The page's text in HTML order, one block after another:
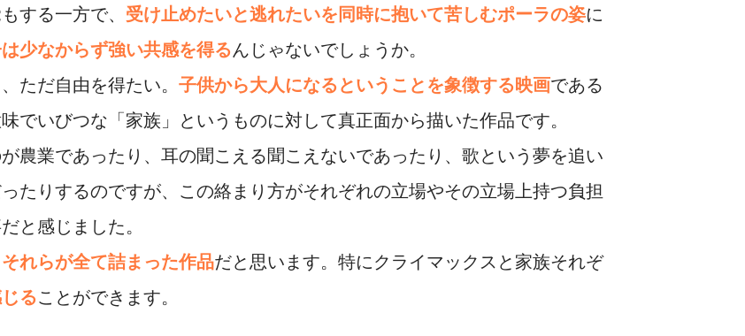
する一方で、 受け止めたいと逃れたいを同時に抱いて苦しむポーラの姿に
少なからず強い共感を得るんじゃないでしょうか。
ただ自由を得たい。子供から大人になるということを象徴する映画である
でいびつな「家族」というものに対して真正面から描いた作品です。
農業であったり、耳の聞こえる聞こえないであったり、歌という夢を追い
たりするのですが、この絡まり方がそれぞれの立場やその立場上持つ負担
と感じました。
れらが全て詰まった作品だと思います。特にクライマックスと家族それぞ
ることができます。